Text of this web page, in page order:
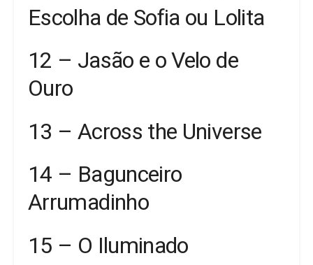
Escolha de Sofia ou Lolita
12 – Jasão e o Velo de
Ouro
13 – Across the Universe
14 – Bagunceiro
Arrumadinho
15 – O Iluminado